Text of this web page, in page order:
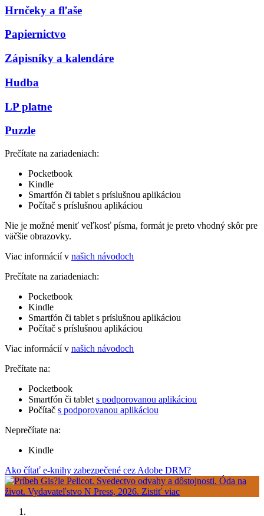
Hrnčeky a fľaše
Papiernictvo
Zápisníky a kalendáre
Hudba
LP platne
Puzzle
Prečítate na zariadeniach:
Pocketbook
Kindle
Smartfón či tablet s príslušnou aplikáciou
Počítač s príslušnou aplikáciou
Nie je možné meniť veľkosť písma, formát je preto vhodný skôr pre
väčšie obrazovky.
Viac informácií v našich návodoch
Prečítate na zariadeniach:
Pocketbook
Kindle
Smartfón či tablet s príslušnou aplikáciou
Počítač s príslušnou aplikáciou
Viac informácií v našich návodoch
Prečítate na:
Pocketbook
Smartfón či tablet s podporovanou aplikáciou
Počítač s podporovanou aplikáciou
Neprečítate na:
Kindle
Ako čítať e-knihy zabezpečené cez Adobe DRM?